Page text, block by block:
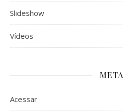
Slideshow
Vídeos
META
Acessar